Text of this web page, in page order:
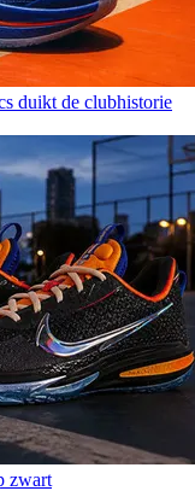
duikt de clubhistorie
zwart